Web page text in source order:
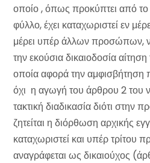
οποίο , όπως προκύπτει από το
φύλλο, έχει καταχωριστεί εν
μέρει υπέρ άλλων προσώπων,
την εκούσια δικαιοδοσία
οποία αφορά την αμφισβήτηση
όχι η αγωγή του άρθρου 2 του
τακτική διαδικασία διότι στην
ζητείται η διόρθωση αρχικής
καταχωριστεί και υπέρ
αναγράφεται ως δικαιούχος